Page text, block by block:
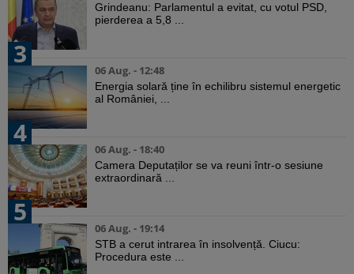
Grindeanu: Parlamentul a evitat, cu votul PSD,
pierderea a 5,8 ...
3
06 Aug. - 12:48
Energia solară ține în echilibru sistemul energetic
al României, ...
4
06 Aug. - 18:40
Camera Deputaților se va reuni într-o sesiune
extraordinară ...
5
06 Aug. - 19:14
STB a cerut intrarea în insolvență. Ciucu:
Procedura este ...